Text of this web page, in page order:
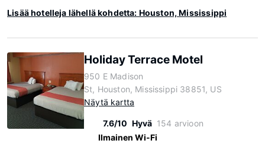
Lisää hotelleja lähellä kohdetta: Houston, Mississippi
Holiday Terrace Motel
950 E Madison
St, Houston, Mississippi 38851, US
Näytä kartta
7.6/10 Hyvä 154 arvioon
Ilmainen Wi-Fi